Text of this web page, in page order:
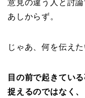
意見の違う人と討
あしからず。
じゃあ、何を伝え
目の前で起きてい
捉えるのではなく、